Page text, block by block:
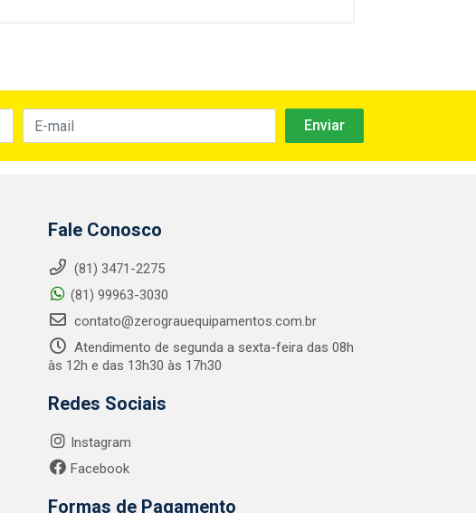
Fale Conosco
(81) 3471-2275
(81) 99963-3030
contato@zerograuequipamentos.com.br
Atendimento de segunda a sexta-feira das 08h
às 12h e das 13h30 às 17h30
Redes Sociais
Instagram
Facebook
Formas de Pagamento